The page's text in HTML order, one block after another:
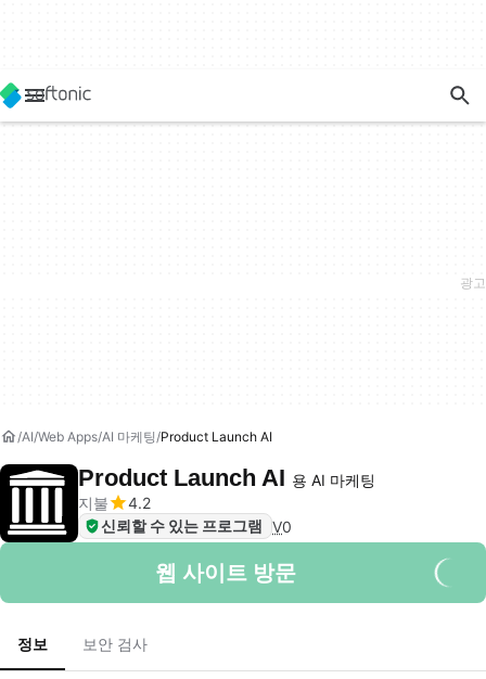
AI Web Apps AI 마케팅 Product Launch AI
Product Launch AI 용 AI 마케팅
지불
4.2
신뢰할 수 있는 프로그램 V0
웹 사이트 방문
정보 보안 검사